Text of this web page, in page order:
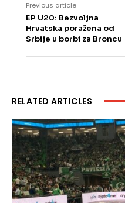
Previous article
EP U20: Bezvoljna
Hrvatska poražena od
Srbije u borbi za Broncu
RELATED ARTICLES